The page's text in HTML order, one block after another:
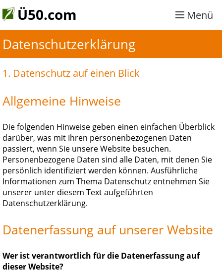
Ü50.com Menü
Datenschutzerklärung
1. Datenschutz auf einen Blick
Allgemeine Hinweise
Die folgenden Hinweise geben einen einfachen Überblick
darüber, was mit Ihren personenbezogenen Daten
passiert, wenn Sie unsere Website besuchen.
Personenbezogene Daten sind alle Daten, mit denen Sie
persönlich identifiziert werden können. Ausführliche
Informationen zum Thema Datenschutz entnehmen Sie
unserer unter diesem Text aufgeführten
Datenschutzerklärung.
Datenerfassung auf unserer Website
Wer ist verantwortlich für die Datenerfassung auf
dieser Website?